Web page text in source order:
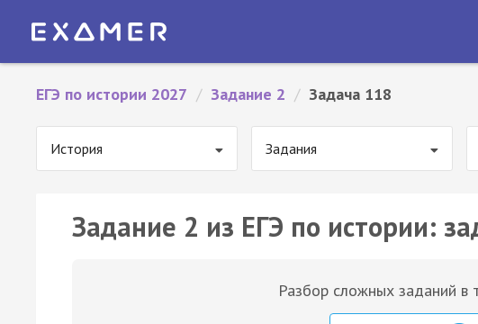
ЕГЭ по истории 2027 / Задание 2 / Задача 118
История Задания
Задание 2 из ЕГЭ по истории:
Разбор сложных заданий в